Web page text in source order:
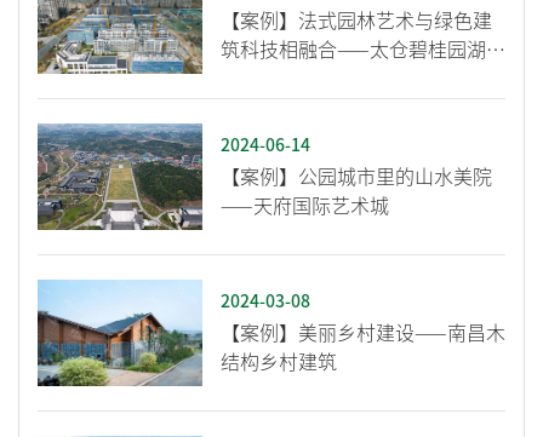
【案例】法式园林艺术与绿色建
筑科技相融合——太仓碧桂园湖语
2024-06-14
【案例】公园城市里的山水美院
——天府国际艺术城
2024-03-08
【案例】美丽乡村建设——南昌木
结构乡村建筑